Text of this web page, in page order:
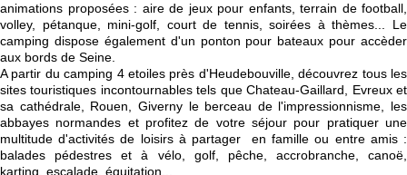
animations proposées : aire de jeux pour enfants, terrain de football,
volley, pétanque, mini-golf, court de tennis, soirées à thèmes... Le
camping dispose également d'un ponton pour bateaux pour accèder
aux bords de Seine.
A partir du camping 4 etoiles près d'Heudebouville, découvrez tous les
sites touristiques incontournables tels que Chateau-Gaillard, Evreux et
sa cathédrale, Rouen, Giverny le berceau de l'impressionnisme, les
abbayes normandes et profitez de votre séjour pour pratiquer une
multitude d'activités de loisirs à partager en famille ou entre amis :
balades pédestres et à vélo, golf, pêche, accrobranche, canoë,
karting, escalade, équitation...